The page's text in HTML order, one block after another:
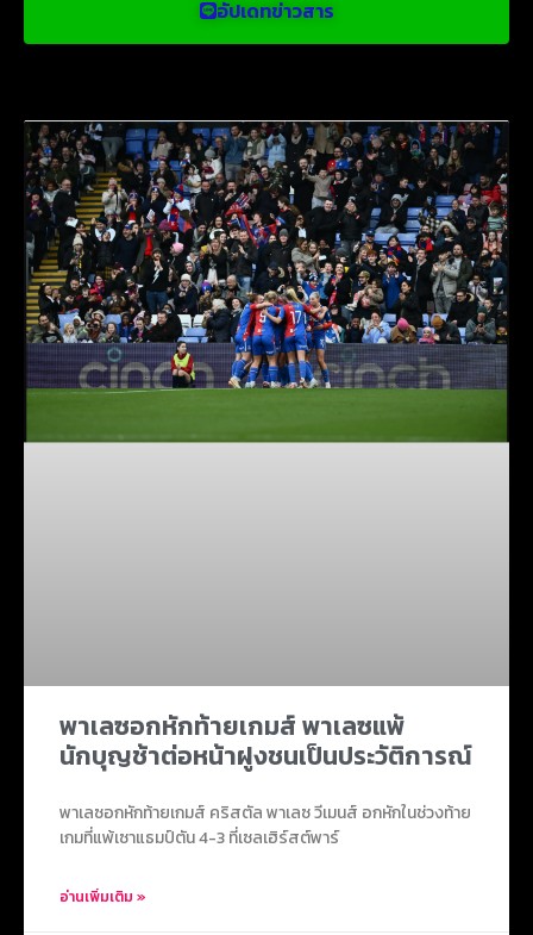
อัปเดทข่าวสาร
พาเลซอกหักท้ายเกมส์ พาเลซแพ้
นักบุญช้าต่อหน้าฝูงชนเป็นประวัติการณ์
พาเลซอกหักท้ายเกมส์ คริสตัล พาเลซ วีเมนส์ อกหักในช่วงท้าย
เกมที่แพ้เซาแธมป์ตัน 4-3 ที่เซลเฮิร์สต์พาร์
อ่านเพิ่มเติม »